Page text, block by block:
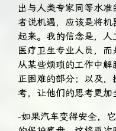
出与人类专家同等水
者说机遇，应该是将机
起来。我的信念是，
医疗卫生专业人员，
从某些烦琐的工作中
正困难的部分；以及
考，让他们的思考更加
-如果汽车变得安全，